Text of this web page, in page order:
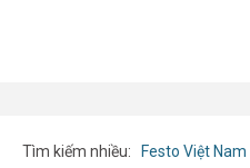
Tìm kiếm nhiều: Festo Việt Nam